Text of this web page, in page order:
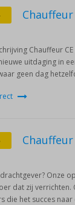
Chauffeur
uitdaging in
geen dag
Chauffeur
Onze
dat zij
die het succes naar